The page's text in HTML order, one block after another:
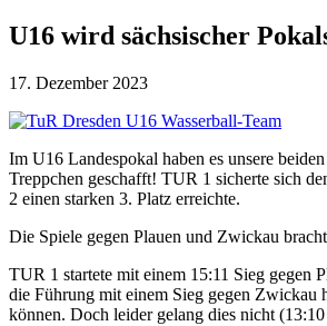
U16 wird sächsischer
17. Dezember 2023
Im U16 Landespokal haben es unsere
Treppchen geschafft! TUR 1 sicherte sich
2 einen starken 3. Platz erreichte.
Die Spiele gegen Plauen und Zwickau
TUR 1 startete mit einem 15:11 Sieg gegen
die Führung mit einem Sieg gegen Zwickau
können. Doch leider gelang dies nicht